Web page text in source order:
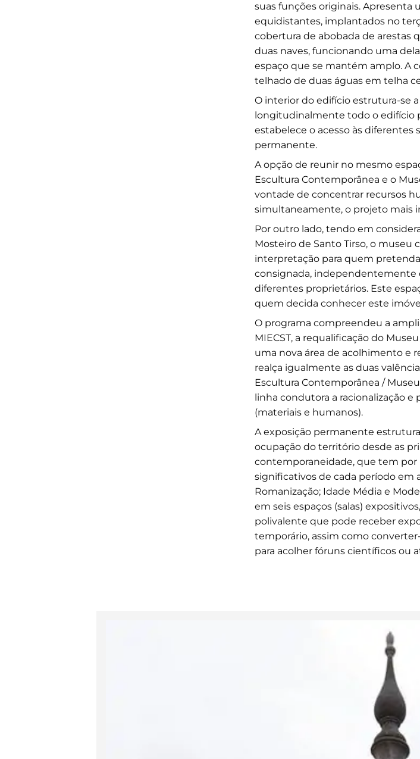
suas funções originais. Apresenta
equidistantes, implantados no
cobertura de abobada de arestas
duas naves, funcionando uma
espaço que se mantém amplo. A
telhado de duas águas em telha
O interior do edifício estrutura-se
longitudinalmente todo o edifício
estabelece o acesso às diferentes
permanente.
A opção de reunir no mesmo
Escultura Contemporânea e o
vontade de concentrar recursos
simultaneamente, o projeto mais
Por outro lado, tendo em
Mosteiro de Santo Tirso, o
interpretação para quem
consignada, independentemente
diferentes proprietários. Este
quem decida conhecer este
O programa compreendeu a
MIECST, a requalificação do
uma nova área de acolhimento e
realça igualmente as duas
Escultura Contemporânea /
linha condutora a racionalização e
(materiais e humanos).
A exposição permanente
ocupação do território desde as
contemporaneidade, que tem por
significativos de cada período em
Romanização; Idade Média e
em seis espaços (salas)
polivalente que pode receber
temporário, assim como
para acolher fóruns científicos ou